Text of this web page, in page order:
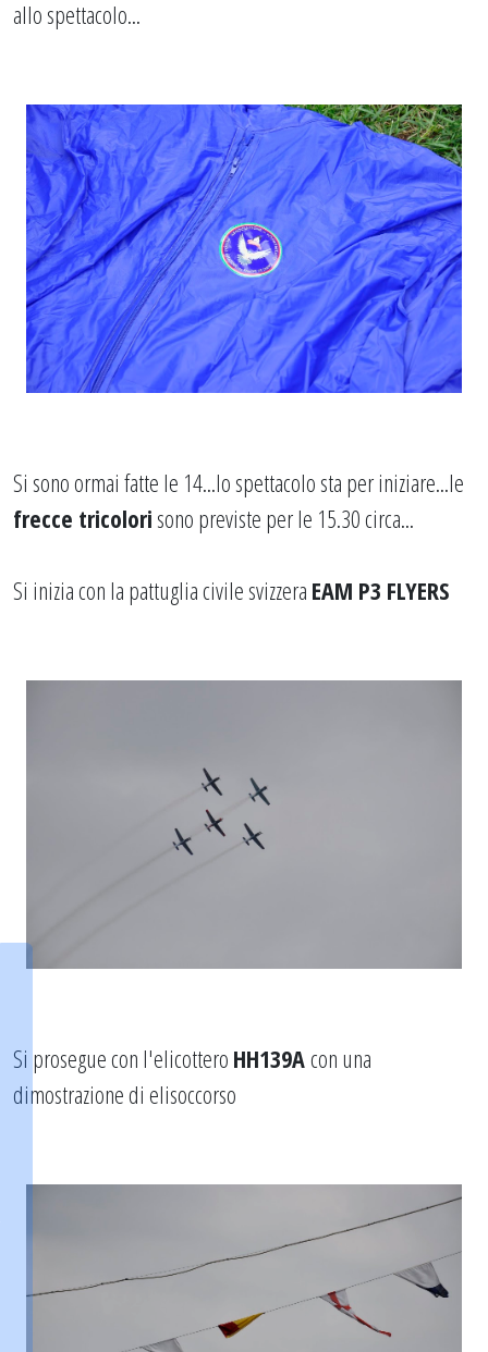
allo spettacolo...
Si sono ormai fatte le 14...lo spettacolo sta per iniziare...le
frecce tricolori sono previste per le 15.30 circa...
Si inizia con la pattuglia civile svizzera EAM P3 FLYERS
Si prosegue con l'elicottero HH139Acon una
dimostrazione di elisoccorso